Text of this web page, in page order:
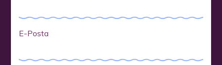
E-Posta